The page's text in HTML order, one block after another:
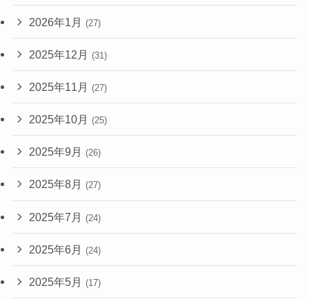
2026年1月 (27)
2025年12月 (31)
2025年11月 (27)
2025年10月 (25)
2025年9月 (26)
2025年8月 (27)
2025年7月 (24)
2025年6月 (24)
2025年5月 (17)